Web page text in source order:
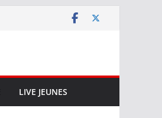
LIVE JEUNES